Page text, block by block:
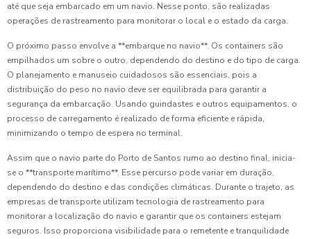
até que seja embarcado em um navio. Nesse ponto, são realizadas
operações de rastreamento para monitorar o local e o estado da carga.
O próximo passo envolve a **embarque no navio**. Os containers são
empilhados um sobre o outro, dependendo do destino e do tipo de carga.
O planejamento e manuseio cuidadosos são essenciais, pois a
distribuição do peso no navio deve ser equilibrada para garantir a
segurança da embarcação. Usando guindastes e outros equipamentos, o
processo de carregamento é realizado de forma eficiente e rápida,
minimizando o tempo de espera no terminal.
Assim que o navio parte do Porto de Santos rumo ao destino final, inicia-
se o **transporte marítimo**. Esse percurso pode variar em duração,
dependendo do destino e das condições climáticas. Durante o trajeto, as
empresas de transporte utilizam tecnologia de rastreamento para
monitorar a localização do navio e garantir que os containers estejam
seguros. Isso proporciona visibilidade para o remetente e tranquilidade